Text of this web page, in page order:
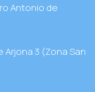
Antonio de
3 (Zona San